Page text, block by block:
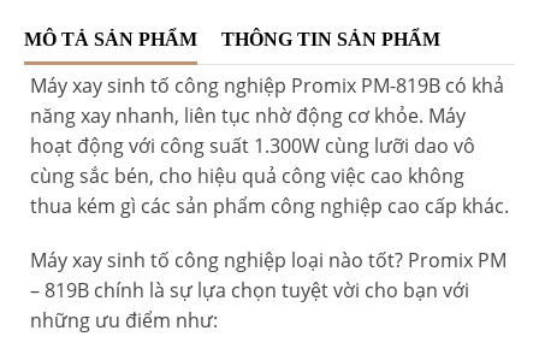
MÔ TẢ SẢN PHẨM THÔNG TIN SẢN PHẨM
Máy xay sinh tố công nghiệp Promix PM-819B có khả
năng xay nhanh, liên tục nhờ động cơ khỏe. Máy
hoạt động với công suất 1.300W cùng lưỡi dao vô
cùng sắc bén, cho hiệu quả công việc cao không
thua kém gì các sản phẩm công nghiệp cao cấp khác.
Máy xay sinh tố công nghiệp loại nào tốt? Promix PM
– 819B chính là sự lựa chọn tuyệt vời cho bạn với
những ưu điểm như: